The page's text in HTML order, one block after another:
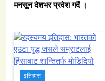
मनसून देशभर प्रवेश गर्दै ।
इतिहास